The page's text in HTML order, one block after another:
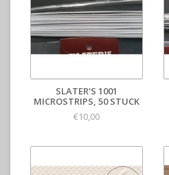
SLATER'S 1001
MICROSTRIPS, 50 STUCK
€10,00